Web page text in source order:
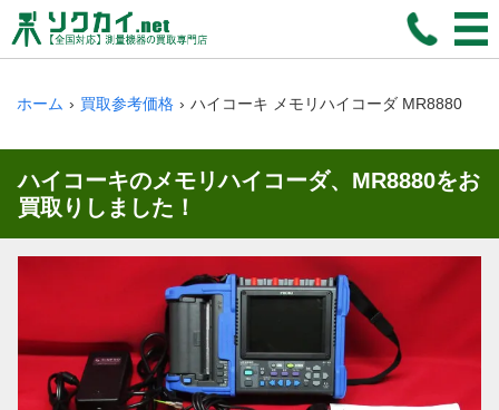
ホーム 買取参考価格 ハイコーキ メモリハイコーダ MR8880
ハイコーキのメモリハイコーダ、MR8880をお
買取りしました！